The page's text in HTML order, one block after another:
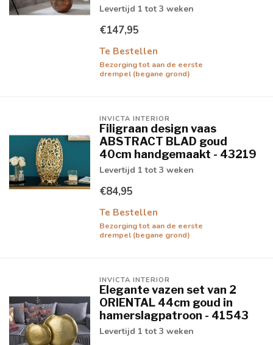
Levertijd 1 tot 3 weken
€147,95
Te Bestellen
Bezorging tot aan de eerste
drempel (begane grond)
INVICTA INTERIOR
Filigraan design vaas
ABSTRACT BLAD goud
40cm handgemaakt - 43219
Levertijd 1 tot 3 weken
€84,95
Te Bestellen
Bezorging tot aan de eerste
drempel (begane grond)
INVICTA INTERIOR
Elegante vazen set van 2
ORIENTAL 44cm goud in
hamerslagpatroon - 41543
Levertijd 1 tot 3 weken